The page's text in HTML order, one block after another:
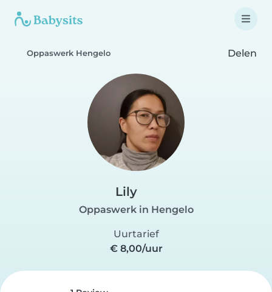
Oppaswerk Hengelo Delen
Lily
Oppaswerk in Hengelo
Uurtarief
€ 8,00/uur